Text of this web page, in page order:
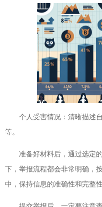
个人受害情况：清晰描述
等。
准备好材料后，通过选定
下，举报流程都会非常明确，
中，保持信息的准确性和完整